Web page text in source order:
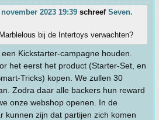
2023 19:39 schreef Seven.
bij de Intertoys verwachten?
Kickstarter-campagne houden.
het eerst het product (Starter-Set, en
Tricks) kopen. We zullen 30
Zodra daar alle backers hun reward
onze webshop openen. In de
kunnen zijn dat partijen zich komen